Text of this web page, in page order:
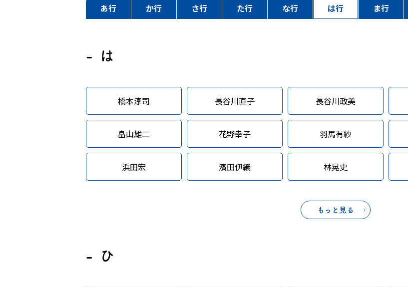
あ行 か行 さ行 た行 な行 は行 ま行
は
橋本淳司 長谷川直子 長谷川政美
畠山雄二 花野幸子 羽馬有紗
浜田宏 濱田伊織 林晃史
もっと見る
ひ